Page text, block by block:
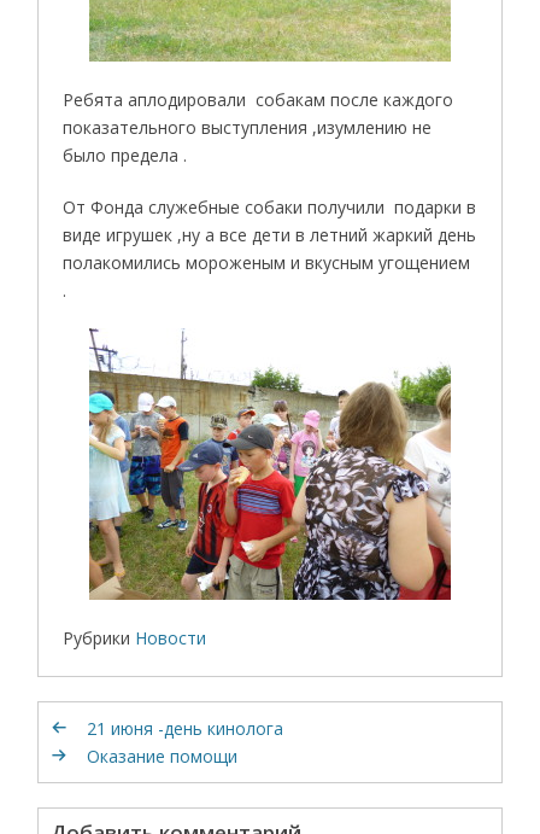
Ребята аплодировали собакам после каждого
показательного выступления ,изумлению не
было предела .
От Фонда служебные собаки получили подарки в
виде игрушек ,ну а все дети в летний жаркий день
полакомились мороженым и вкусным угощением
.
Рубрики Новости
21 июня -день кинолога
Оказание помощи